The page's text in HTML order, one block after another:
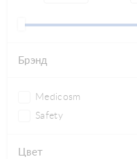
Брэнд
Medicosm
Safety
Цвет